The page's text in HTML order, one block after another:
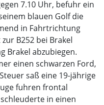
7.10 Uhr, befuhr ein
blauen Golf die
in Fahrtrichtung
B252 bei Brakel
Brakel abzubiegen.
einen schwarzen Ford,
saß eine 19-jährige
fuhren frontal
in einen